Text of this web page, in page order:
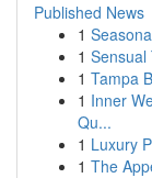
Published News
1
1 Sensual
1 Tampa
1 Inner
Qu...
1 Luxury
1 The